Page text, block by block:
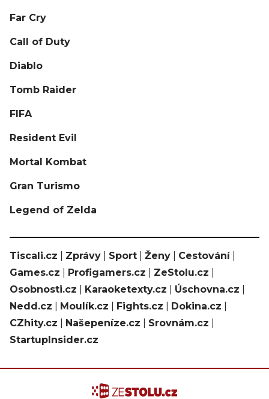
Far Cry
Call of Duty
Diablo
Tomb Raider
FIFA
Resident Evil
Mortal Kombat
Gran Turismo
Legend of Zelda
Tiscali.cz Zprávy Sport Ženy Cestování|
Games.cz
Profigamers.cz ZeStolu.cz
Osobnosti.cz
Karaoketexty.cz Úschovna.cz
Nedd.cz
Moulík.cz Fights.cz Dokina.cz
CZhity.cz
Našepeníze.cz Srovnám.cz
StartupInsider.cz